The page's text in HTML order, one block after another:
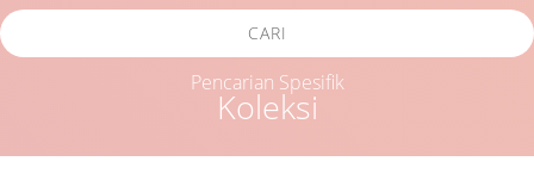
Koleksi
CARI
Pencarian Spesifik